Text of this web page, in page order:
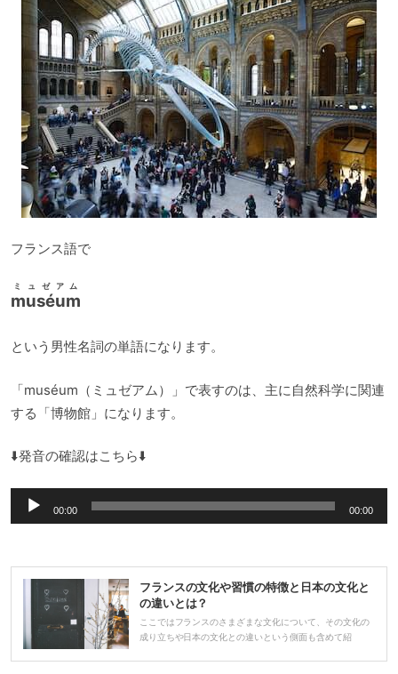
フランス語で
muséum
ミュゼアム
という男性名詞の単語になります。
「muséum（ミュゼアム）」で表すのは、主に自然科学に関連
する「博物館」になります。
⬇️発音の確認はこちら⬇️
声
ー
00:00 00:00
フランスの文化や習慣の特徴と日本の文化と
の違いとは？
ここではフランスのさまざまな文化について、その文化の
成り立ちや日本の文化との違いという側面も含めて紹